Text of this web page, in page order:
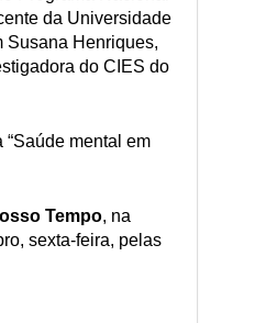
da Universidade
Susana Henriques,
do CIES do
“Saúde mental em
Tempo, na
sexta-feira, pelas